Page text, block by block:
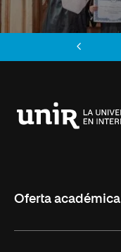
Oferta académica